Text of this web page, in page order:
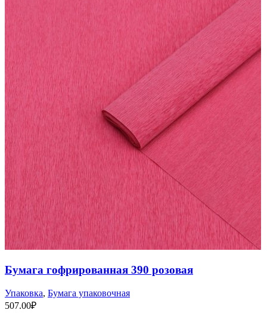
Бумага гофрированная 390 розовая
Упаковка, Бумага упаковочная
507.00₽